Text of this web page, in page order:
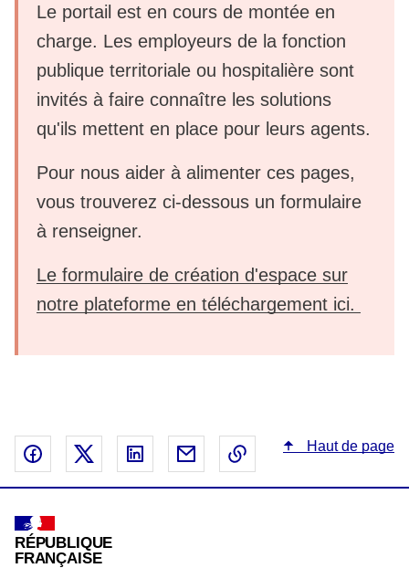
Le portail est en cours de montée en
charge. Les employeurs de la fonction
publique territoriale ou hospitalière sont
invités à faire connaître les solutions
qu'ils mettent en place pour leurs agents.
Pour nous aider à alimenter ces pages,
vous trouverez ci-dessous un formulaire
à renseigner.
Le formulaire de création d'espace sur
notre plateforme en téléchargement ici.
Partager sur Facebook - nouvelle fenêtre
Partager sur X - nouvelle fenêtre
Partager sur Linked In - nouvelle
Partager par email - nouvelle
Copier le lien dans le
Haut de page
RÉPUBLIQUE
FRANÇAISE